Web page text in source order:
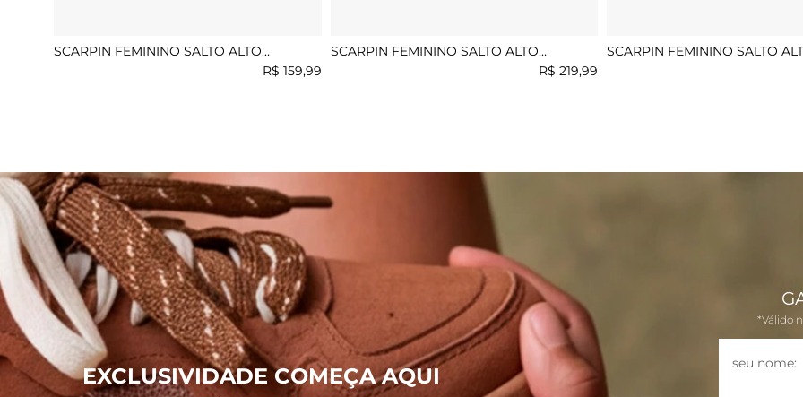
SCARPIN FEMININO SALTO ALTO
R$ 159,99
SCARPIN FEMININO SALTO ALTO
R$ 219,99
SCARPIN FEMININO SALTO
EXCLUSIVIDADE COMEÇA AQUI
*Válido